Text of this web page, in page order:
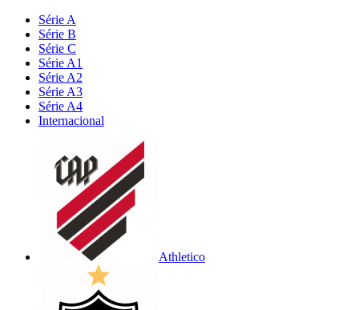
Série A
Série B
Série C
Série A1
Série A2
Série A3
Série A4
Internacional
Athletico